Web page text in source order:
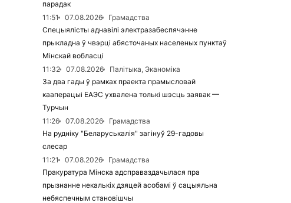
парадак
11:51
07.08.2026
Грамадства
Спецыялісты аднавілі электразабеспячэнне
прыкладна ў чвэрці абясточаных населеных пунктаў
Мінскай вобласці
11:32
07.08.2026
Палітыка, Эканоміка
За два гады ў рамках праекта прамысловай
кааперацыі ЕАЭС ухвалена толькі шэсць заявак —
Турчын
11:26
07.08.2026
Грамадства
На рудніку "Беларуськалія" загінуў 29-гадовы
слесар
11:21
07.08.2026
Грамадства
Пракуратура Мінска адсправаздачылася пра
прызнанне некалькіх дзяцей асобамі ў сацыяльна
небяспечным становішчы